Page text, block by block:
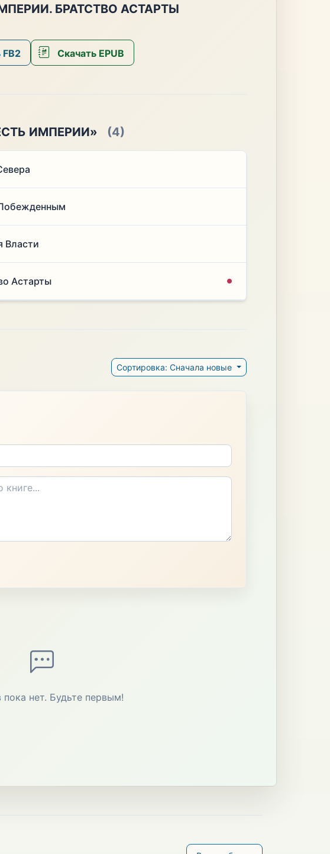
БРАТСТВО АСТАРТЫ
FB2 Скачать EPUB
ИМПЕРИИ» (4)
Власти
Астарты
Сортировка: Сначала новые
пока нет. Будьте первым!